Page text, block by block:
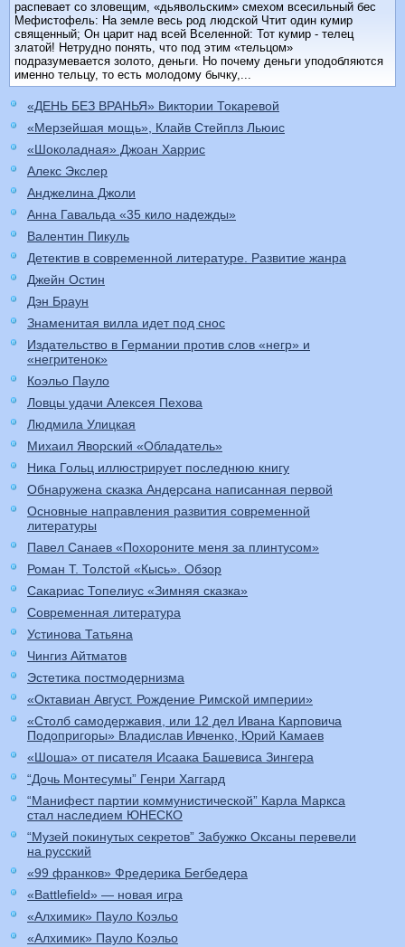
распевает со зловещим, «дьявольским» смехом всесильный бес
Мефистофель: На земле весь род людской Чтит один кумир
священный; Он царит над всей Вселенной: Тот кумир - телец
златой! Нетрудно понять, что под этим «тельцом»
подразумевается золото, деньги. Но почему деньги уподобляются
именно тельцу, то есть молодому бычку,...
«ДЕНЬ БЕЗ ВРАНЬЯ» Виктории Токаревой
«Мерзейшая мощь», Клайв Стейплз Льюис
«Шоколадная» Джоан Харрис
Алекс Экслер
Анджелина Джоли
Анна Гавальда «35 кило надежды»
Валентин Пикуль
Детектив в современной литературе. Развитие жанра
Джейн Остин
Дэн Браун
Знаменитая вилла идет под снос
Издательство в Германии против слов «негр» и
«негритенок»
Коэльо Пауло
Ловцы удачи Алексея Пехова
Людмила Улицкая
Михаил Яворский «Обладатель»
Ника Гольц иллюстрирует последнюю книгу
Обнаружена сказка Андерсана написанная первой
Основные направления развития современной
литературы
Павел Санаев «Похороните меня за плинтусом»
Роман Т. Толстой «Кысь». Обзор
Сакариас Топелиус «Зимняя сказка»
Современная литература
Устинова Татьяна
Чингиз Айтматов
Эстетика постмодернизма
«Октавиан Август. Рождение Римской империи»
«Столб самодержавия, или 12 дел Ивана Карповича
Подопригоры» Владислав Ивченко, Юрий Камаев
«Шоша» от писателя Исаака Башевиса Зингера
“Дочь Монтесумы” Генри Хаггард
“Манифест партии коммунистической” Карла Маркса
стал наследием ЮНЕСКО
“Музей покинутых секретов” Забужко Оксаны перевели
на русский
«99 франков» Фредерика Бегбедера
«Battlefield» — новая игра
«Алхимик» Пауло Коэльо
«Алхимик» Пауло Коэльо